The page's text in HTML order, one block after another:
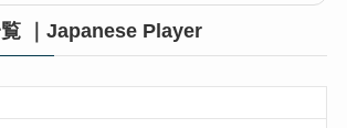
覧 ｜Japanese Player